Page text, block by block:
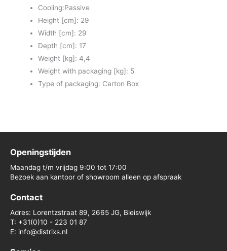
Cooling:Passive
Height [cm]: 29
Width [cm]: 29
Depth [cm]: 17
Weight [kg]: 4,4
Weight with packaging [kg]: 5
Type of packaging: Carton Box
Openingstijden
Maandag t/m vrijdag 9:00 tot 17:00
Bezoek aan kantoor of showroom alleen op afspraak
Contact
Adres: Lorentzstraat 89, 2665 JG, Bleiswijk
T: +31(0)10 - 223 01 87
E: info@distrixs.nl